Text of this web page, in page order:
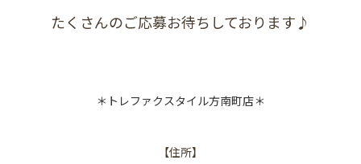
たくさんのご応募お待ちしております♪
＊トレファクスタイル方南町店＊
【住所】